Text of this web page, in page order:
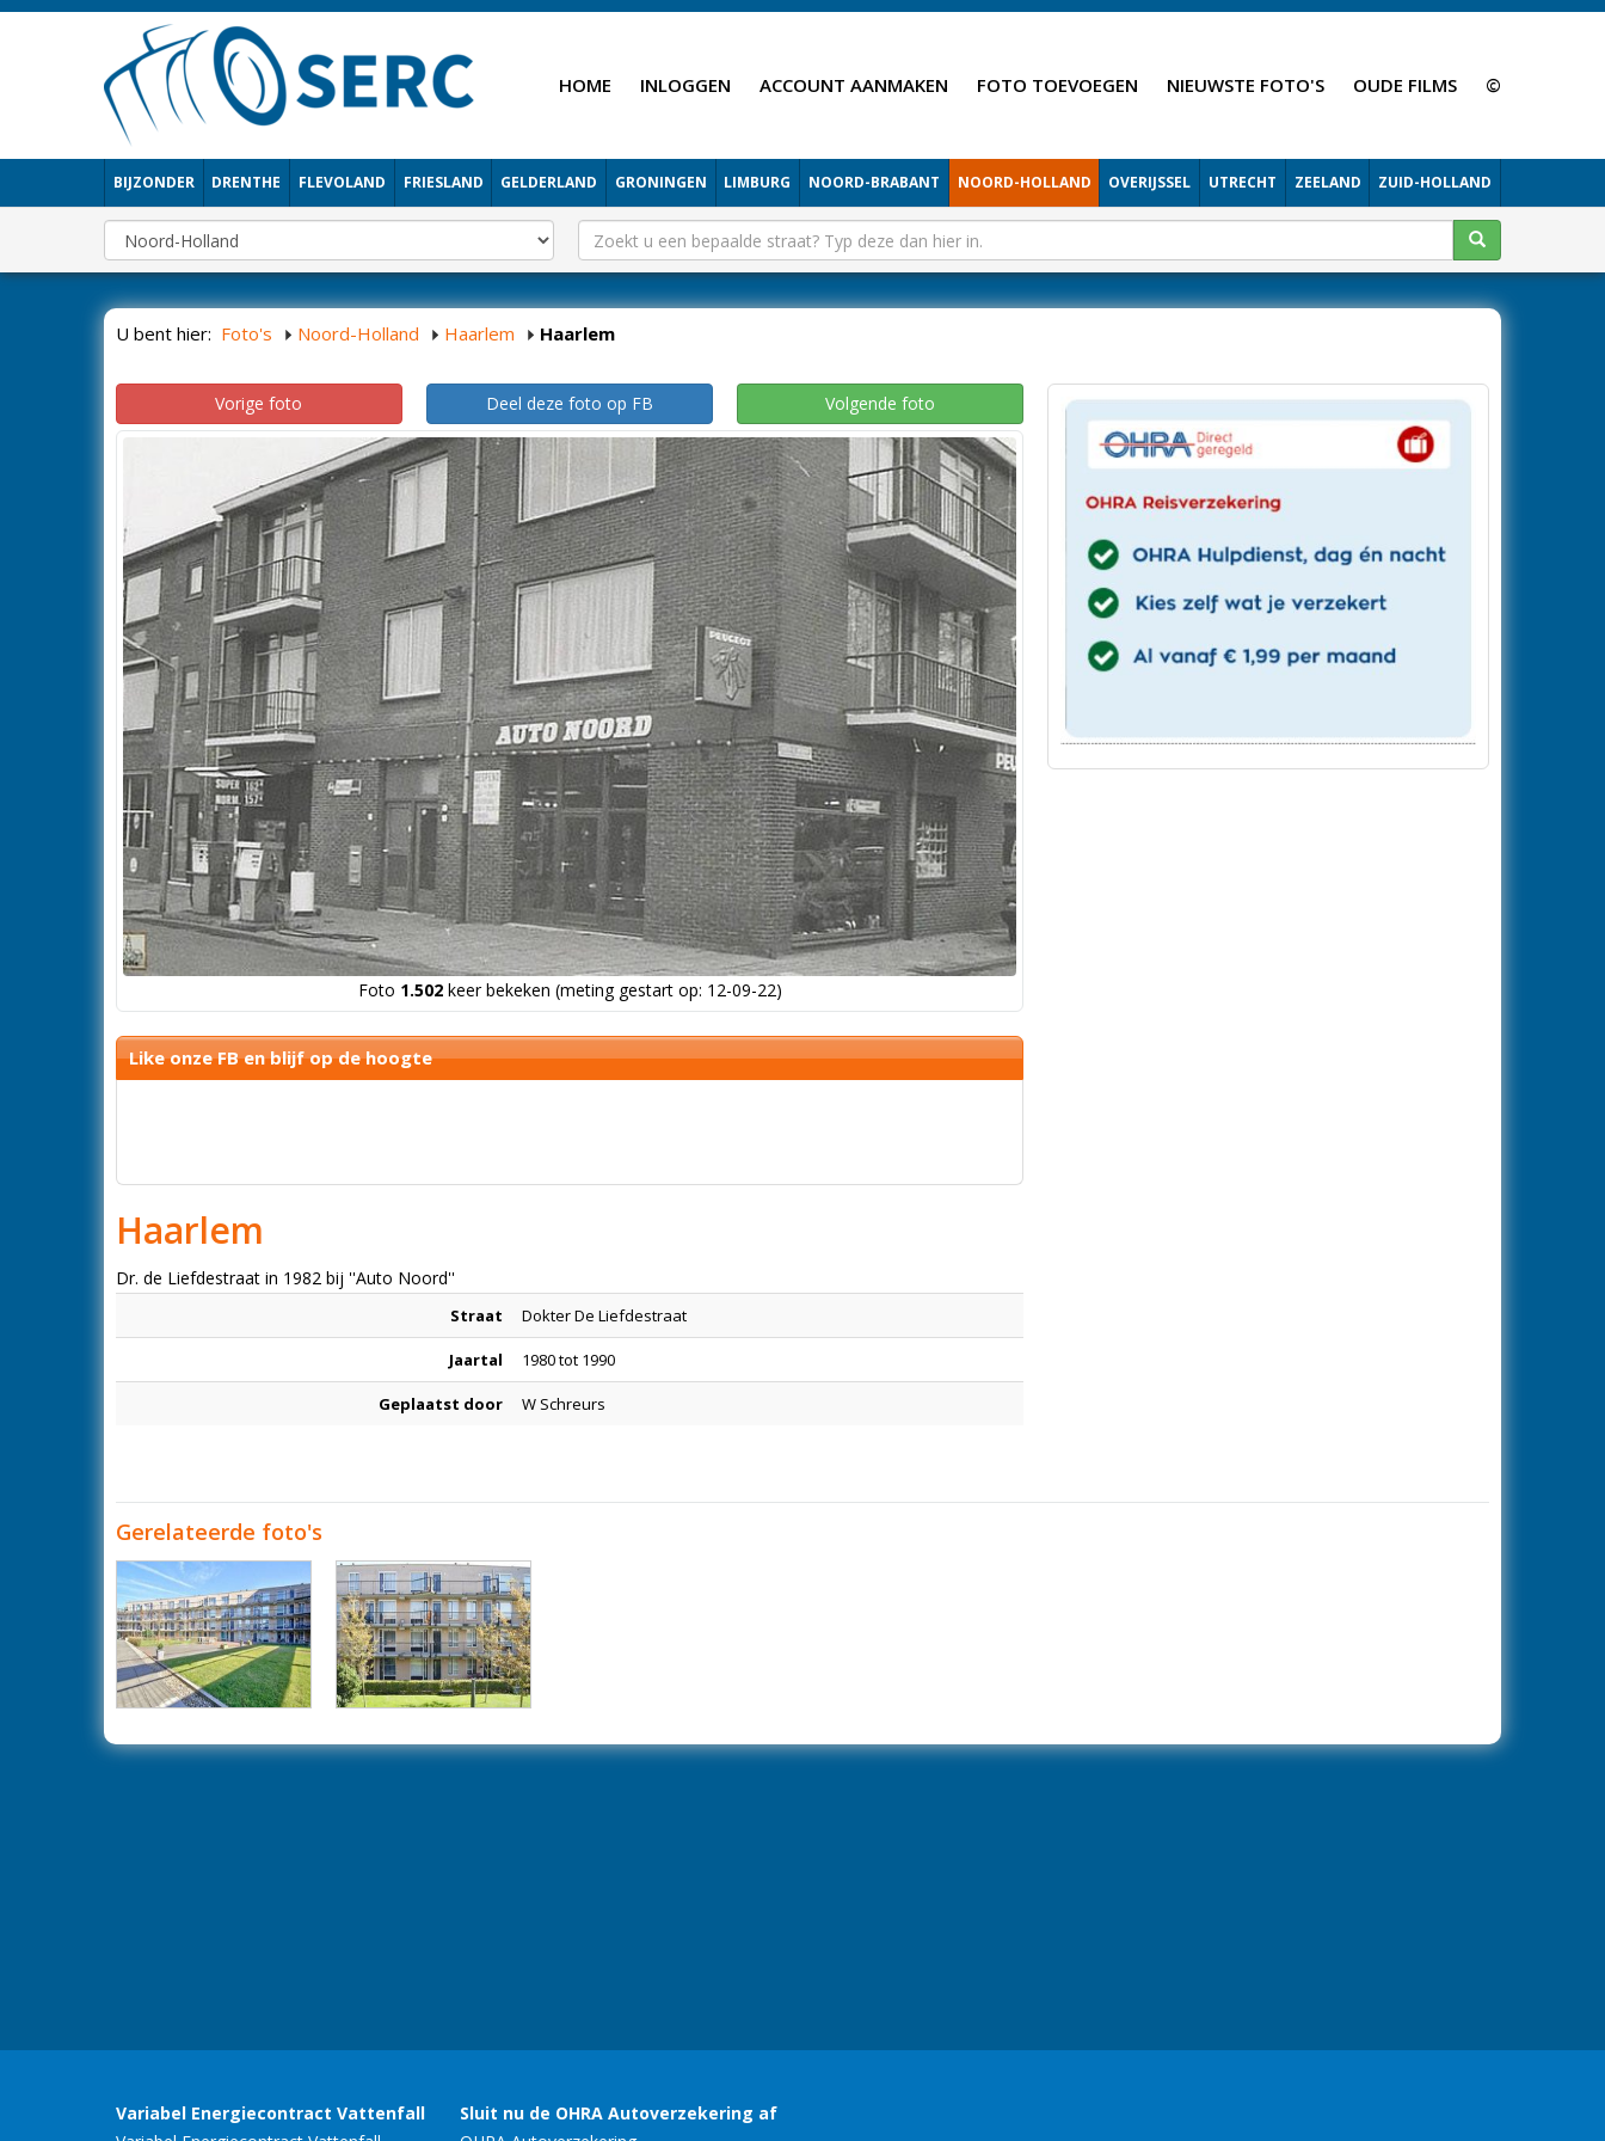
HOME INLOGGEN ACCOUNT AANMAKEN FOTO TOEVOEGEN NIEUWSTE FOTO'S OUDE FILMS ©
BIJZONDER DRENTHE FLEVOLAND FRIESLAND GELDERLAND GRONINGEN LIMBURG NOORD-BRABANT NOORD-HOLLAND OVERIJSSEL UTRECHT ZEELAND ZUID-HOLLAND
U bent hier: Foto's Noord-Holland Haarlem Haarlem
Vorige foto Deel deze foto op FB Volgende foto
Foto 1.502keer bekeken (meting gestart op: 12-09-22)
Like onze FB en blijf op de hoogte
Haarlem
Dr. de Liefdestraat in 1982 bij ''Auto Noord''
Straat Dokter De Liefdestraat
Jaartal 1980 tot 1990
Geplaatst door W Schreurs
Gerelateerde foto's